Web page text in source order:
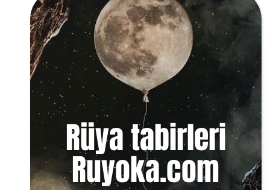
Rüya tabirleri
Ruyoka.com